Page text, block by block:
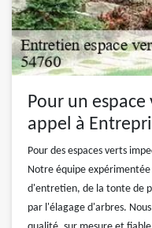
Pour un
appel à
Pour des espaces verts
Notre équipe
d'entretien, de la tonte de
par l'élagage d'arbres.